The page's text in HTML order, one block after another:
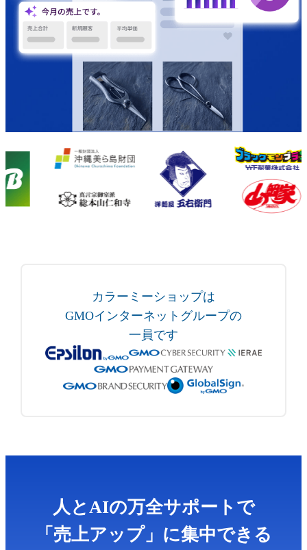
カラーミーショップは
GMOインターネットグループの
一員です
人とAIの万全サポートで
「売上アップ」に集中できる